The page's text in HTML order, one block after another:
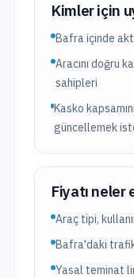
Kimler için
Bafra içinde
Aracını doğru
sahipleri
Kasko
güncellemek
Fiyatı neler
Araç tipi,
Bafra'daki trafik
Yasal teminat